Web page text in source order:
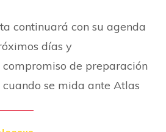
continuará con su agenda
días y
de preparación
se mida ante Atlas